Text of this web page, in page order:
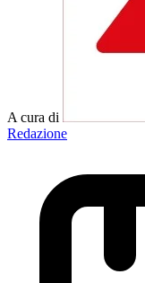
A cura di
Redazione